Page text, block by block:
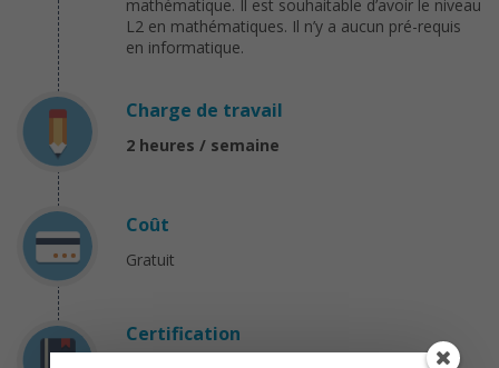
mathématique. Il est souhaitable d’avoir le niveau
L2 en mathématiques. Il n’y a aucun pré-requis
en informatique.
Charge de travail
2 heures / semaine
Coût
Gratuit
Certification